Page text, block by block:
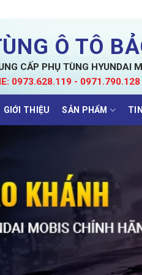
Ô TÔ
CẤP PHỤ TÙNG HYUNDAI
0973.628.119 -
GIỚI THIỆU SẢN PHẨM